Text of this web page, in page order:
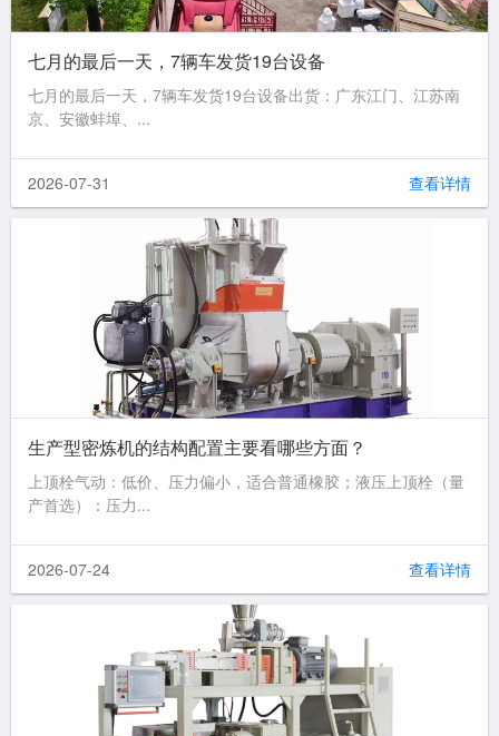
七月的最后一天，7辆车发货19台设备
七月的最后一天，7辆车发货19台设备出货：广东江门、江苏南
京、安徽蚌埠、...
2026-07-31 查看详情
生产型密炼机的结构配置主要看哪些方面？
上顶栓气动：低价、压力偏小，适合普通橡胶；液压上顶栓（量
产首选）：压力...
2026-07-24 查看详情